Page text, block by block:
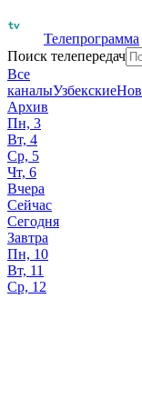
Телепрограмма
Поиск телепередач
Все
каналыУзбекские
Архив
Пн, 3
Вт, 4
Ср, 5
Чт, 6
Вчера
Сейчас
Сегодня
Завтра
Пн, 10
Вт, 11
Ср, 12